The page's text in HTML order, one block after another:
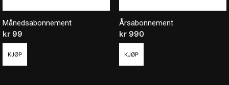
Månedsabonnement
kr 99
KJØP
Årsabonnement
kr990
KJØP